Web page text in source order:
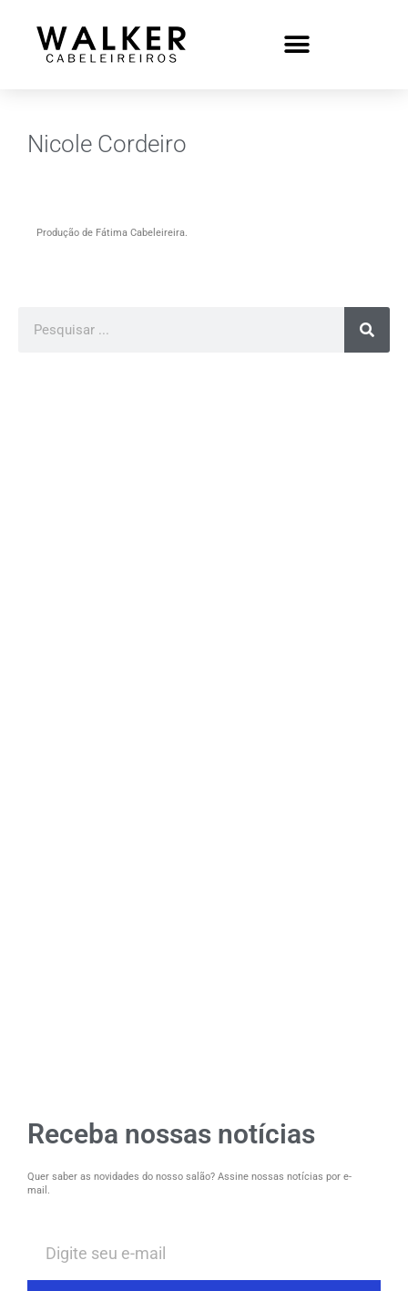
Nicole Cordeiro
Produção de Fátima Cabeleireira.
Receba nossas notícias
Quer saber as novidades do nosso salão? Assine nossas notícias por e-
mail.